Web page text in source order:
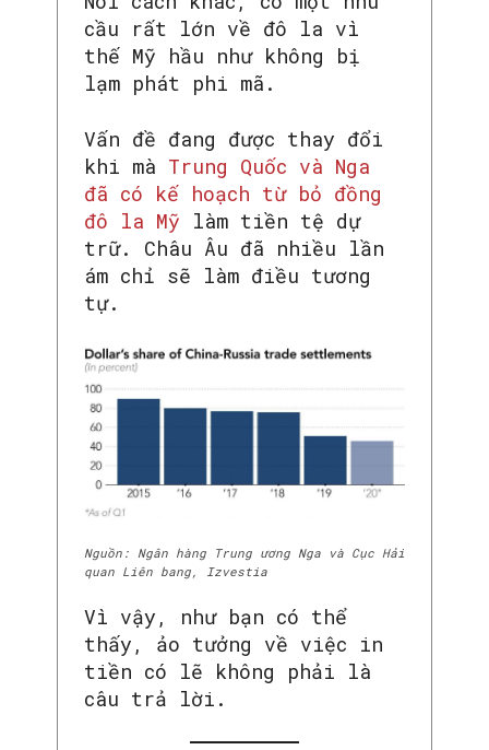
cầu rất lớn về đô la vì
thế Mỹ hầu như không bị
lạm phát phi mã.
Vấn đề đang được thay đổi
khi mà Trung Quốc và Nga
đã có kế hoạch từ bỏ đồng
đô la Mỹ làm tiền tệ dự
trữ. Châu Âu đã nhiều lần
ám chỉ sẽ làm điều tương
tự.
Nguồn: Ngân hàng Trung ương Nga và Cục Hải
quan Liên bang, Izvestia
Vì vậy, như bạn có thể
thấy, ảo tưởng về việc in
tiền có lẽ không phải là
câu trả lời.